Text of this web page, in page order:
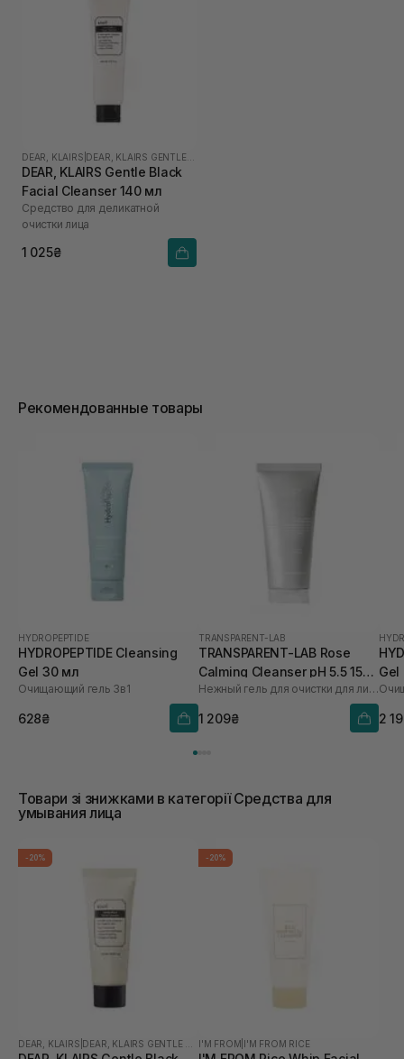
DEAR, KLAIRS
DEAR, KLAIRS Gentle Black
Facial Cleanser 140 мл
Средство для деликатной
очистки лица
1 025₴
Рекомендованные товары
HYDROPEPTIDE
HYDROPEPTIDE Cleansing
Gel 30 мл
Очищающий гель 3в1
628₴
TRANSPARENT-LAB
TRANSPARENT-LAB Rose
Calming Cleanser pH 5.5 150
мл
Нежный гель для очистки для лица
1 209₴
Gel
2
Товари зі знижками в категорії Средства для
умывания лица
-20%
DEAR, KLAIRS
-20%
I'M FROM I'M FROM RICE